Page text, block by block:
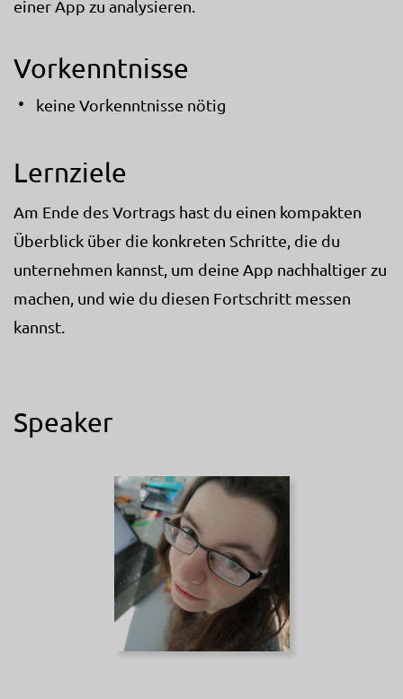
einer App zu analysieren.
Vorkenntnisse
keine Vorkenntnisse nötig
Lernziele
Am Ende des Vortrags hast du einen kompakten
Überblick über die konkreten Schritte, die du
unternehmen kannst, um deine App nachhaltiger zu
machen, und wie du diesen Fortschritt messen
kannst.
Speaker